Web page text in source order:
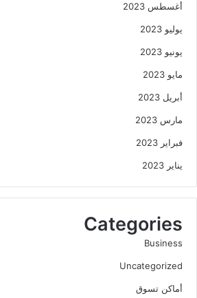
أغسطس 2023
يوليو 2023
يونيو 2023
مايو 2023
أبريل 2023
مارس 2023
فبراير 2023
يناير 2023
Categories
Business
Uncategorized
أماكن تسوق